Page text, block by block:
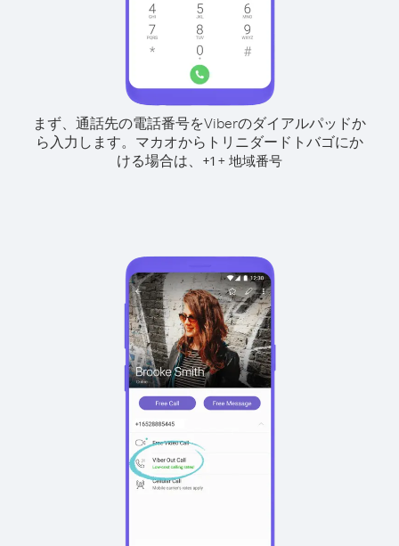
まず、通話先の電話番号をViberのダイアルパッドか
ら入力します。 マカオからトリニダードトバゴにか
ける場合は、 +1 + 地域番号